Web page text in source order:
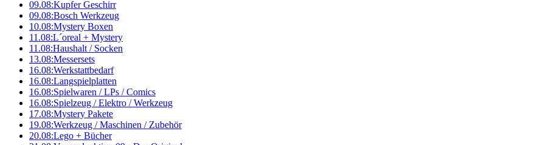
09.08:Kupfer Geschirr
09.08:Bosch Werkzeug
10.08:Mystery Boxen
11.08:L´oreal + Mystery
11.08:Haushalt / Socken
13.08:Messersets
16.08:Werkstattbedarf
16.08:Langspielplatten
16.08:Spielwaren / LPs / Comics
16.08:Spielzeug / Elektro / Werkzeug
17.08:Mystery Pakete
19.08:Werkzeug / Maschinen / Zubehör
20.08:Lego + Bücher